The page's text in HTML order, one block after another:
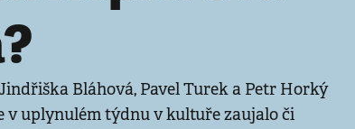
Bláhová, Pavel Turek a Petr Horký
v uplynulém týdnu v kultuře zaujalo či